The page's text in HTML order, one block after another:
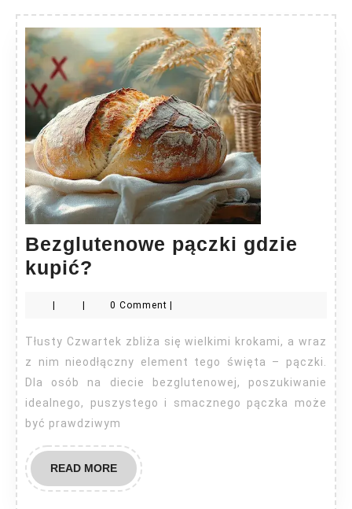
Bezglutenowe pączki gdzie
kupić?
gdzie
kupić?
| | 0 Comment |
Tłusty Czwartek zbliża się wielkimi krokami, a wraz
z nim nieodłączny element tego święta – pączki.
Dla osób na diecie bezglutenowej, poszukiwanie
idealnego, puszystego i smacznego pączka może
być prawdziwym
READ MOREREAD
MORE